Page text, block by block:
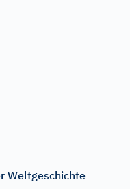
Weltgeschichte